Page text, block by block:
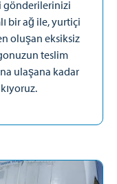
gönderilerinizi
bir ağ ile, yurtiçi
oluşan eksiksiz
teslim
ulaşana kadar